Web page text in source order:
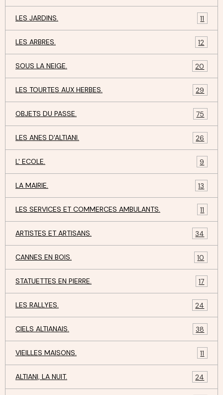
LES JARDINS. 11
LES ARBRES. 12
SOUS LA NEIGE. 20
LES TOURTES AUX HERBES. 29
OBJETS DU PASSE. 75
LES ANES D'ALTIANI. 26
L' ECOLE. 9
LA MAIRIE. 13
LES SERVICES ET COMMERCES AMBULANTS. 11
ARTISTES ET ARTISANS. 34
CANNES EN BOIS. 10
STATUETTES EN PIERRE. 17
LES RALLYES. 24
CIELS ALTIANAIS. 38
VIEILLES MAISONS. 11
ALTIANI, LA NUIT. 24